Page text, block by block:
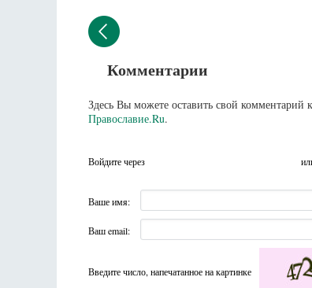
Комментарии
Здесь Вы можете оставить свой комментарий
Православие.Ru.
Войдите через
Ваше имя:
Ваш email:
Введите число, напечатанное на картинке